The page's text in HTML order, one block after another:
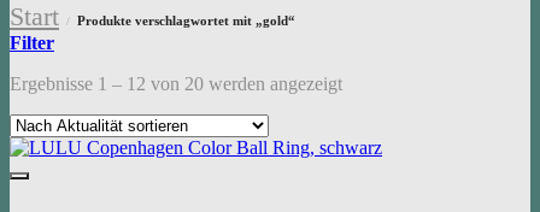
Start / Produkte verschlagwortet mit „gold“
Filter
Ergebnisse 1 – 12 von 20 werden angezeigtNach